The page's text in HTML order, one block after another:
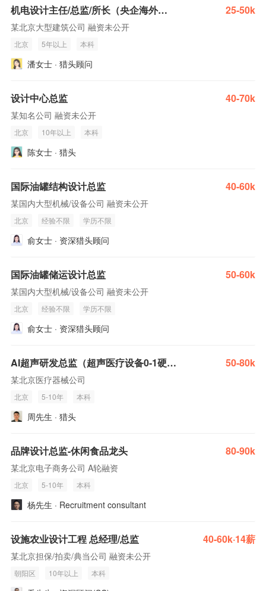
机电设计主任/总监/所长（央企海外项目） 25-50k
某北京大型建筑公司 融资未公开
北京 5年以上 本科
潘女士 · 猎头顾问
设计中心总监 40-70k
某知名公司 融资未公开
北京 10年以上 本科
陈女士 · 猎头
国际油罐结构设计总监 40-60k
某国内大型机械/设备公司 融资未公开
北京 经验不限 学历不限
俞女士 · 资深猎头顾问
国际油罐储运设计总监 50-60k
某国内大型机械/设备公司 融资未公开
北京 经验不限 学历不限
俞女士 · 资深猎头顾问
AI超声研发总监（超声医疗设备0-1硬件设计、落地经验） 50-80k
某北京医疗器械公司
北京 5-10年 本科
周先生 · 猎头
品牌设计总监-休闲食品龙头 80-90k
某北京电子商务公司 A轮融资
北京 5-10年 本科
杨先生 · Recruitment consultant
设施农业设计工程 总经理/总监 40-60k·14薪
某北京担保/拍卖/典当公司 融资未公开
朝阳区 10年以上 本科